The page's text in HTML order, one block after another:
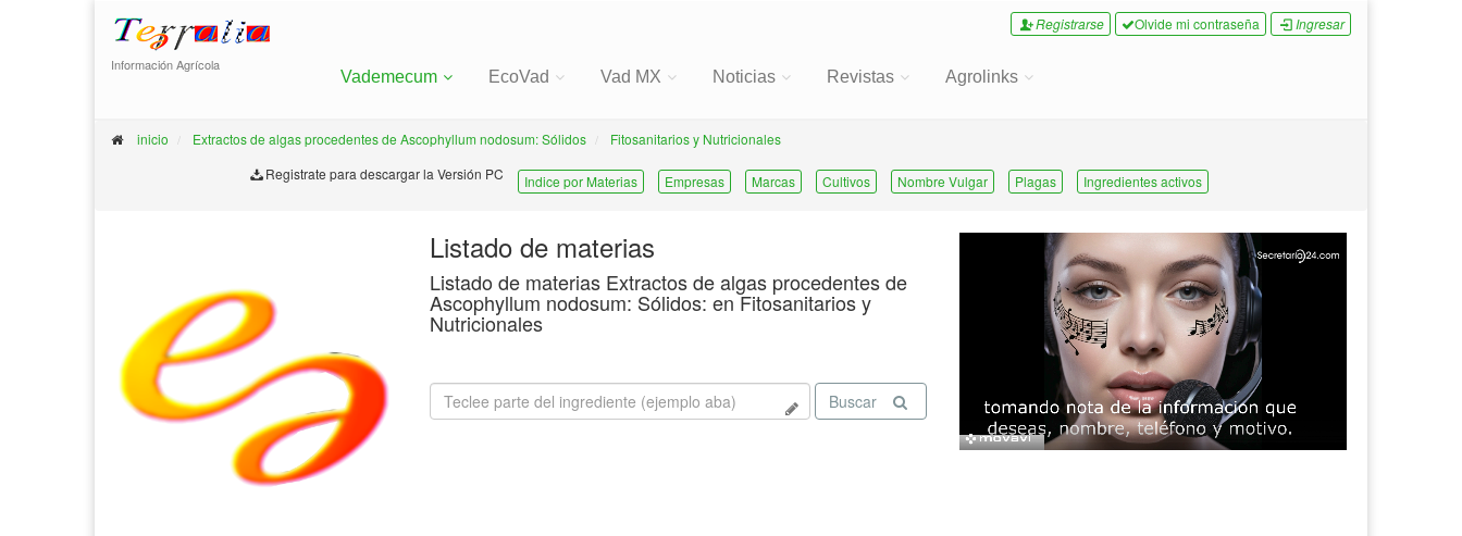
Información Agrícola
Registrarse Olvide mi contraseña Ingresar
Vademecum EcoVad Vad MX Noticias Revistas Agrolinks
inicio Extractos de algas procedentes de Ascophyllum nodosum: Sólidos
Fitosanitarios y Nutricionales
Registrate para descargar la Versión PC
Indice por Materias Empresas Marcas Cultivos Nombre Vulgar Plagas Ingredientes activos
Listado de materias
Listado de materias Extractos de algas procedentes de
Ascophyllum nodosum: Sólidos: en Fitosanitarios y
Nutricionales
Buscar